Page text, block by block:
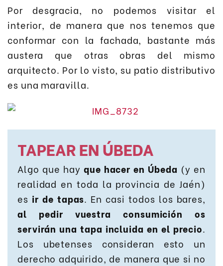
Por desgracia, no podemos visitar el
interior, de manera que nos tenemos que
conformar con la fachada, bastante más
austera que otras obras del mismo
arquitecto. Por lo visto, su patio distributivo
es una maravilla.
TAPEAR EN ÚBEDA
Algo que hay que hacer en Úbeda (y en
realidad en toda la provincia de Jaén)
es ir de tapas. En casi todos los bares,
al pedir vuestra consumición os
servirán una tapa incluida en el precio.
Los ubetenses consideran esto un
derecho adquirido, de manera que si no